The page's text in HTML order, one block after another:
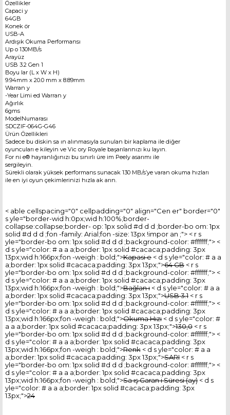
Özellikler
Capaci y
64GB
Konek ör
USB-A
Ardışık Okuma Performansı
Up o 130MB/s
Arayüz
USB 3.2 Gen 1
Boyu lar (L x W x H)
9.94mm x 20.0 mm x 8.89mm
Warran y
-Year Limi ed Warran y
Ağırlık
6gms
ModelNumarası
SDCZIF-064G-G46
Ürün Özellikleri
Sadece bu diskin sa ın alınmasıyla sunulan bir kaplama ile diğer
oyuncuları e kileyin ve Vic ory Royale başarılarınızı ku layın.
For ni e® hayranlığınızı bu sınırlı üre im Peely asarımı ile
sergileyin.
Sürekli olarak yüksek performans sunacak 130 MB/s’ye varan okuma hızları
ile en iyi oyun çekimlerinizi hızla ak arın.
< able cellspacing="0" cellpadding="0" align="Cen er" border="0"
s yle="border-wid h:0px;wid h:100%;border-
collapse:collapse;border- op: 1px solid #d d d ;border-bo om: 1px
solid #d d d ;fon -family: Arial;fon -size: 13px !impor an ;"> < r s
yle="border-bo om: 1px solid #d d d ;background-color: #ffffff;"> <
d s yle="color: # a a a;border: 1px solid #cacaca;padding: 3px
13px;wid h:166px;fon -weigh : bold;">Kapasi e < d s yle="color: # a a
a;border: 1px solid #cacaca;padding: 3px 13px;">64 GB < r s
yle="border-bo om: 1px solid #d d d ;background-color: #ffffff;"> <
d s yle="color: # a a a;border: 1px solid #cacaca;padding: 3px
13px;wid h:166px;fon -weigh : bold;">Bağlan ı < d s yle="color: # a a
a;border: 1px solid #cacaca;padding: 3px 13px;">USB 3.1 < r s
yle="border-bo om: 1px solid #d d d ;background-color: #ffffff;"> <
d s yle="color: # a a a;border: 1px solid #cacaca;padding: 3px
13px;wid h:166px;fon -weigh : bold;">Okuma Hızı < d s yle="color: #
a a a;border: 1px solid #cacaca;padding: 3px 13px;">130,0 < r s
yle="border-bo om: 1px solid #d d d ;background-color: #ffffff;"> <
d s yle="color: # a a a;border: 1px solid #cacaca;padding: 3px
13px;wid h:166px;fon -weigh : bold;">Renk < d s yle="color: # a a
a;border: 1px solid #cacaca;padding: 3px 13px;">SARI < r s
yle="border-bo om: 1px solid #d d d ;background-color: #ffffff;"> <
d s yle="color: # a a a;border: 1px solid #cacaca;padding: 3px
13px;wid h:166px;fon -weigh : bold;">Sa ış Garan i Süresi (ay) < d s
yle="color: # a a a;border: 1px solid #cacaca;padding: 3px
13px;">24